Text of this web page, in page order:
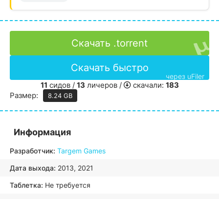
Скачать .torrent
Скачать быстро
через uFiler
11 сидов / 13 личеров / скачали: 183
Размер:
8.24 GB
Информация
Разработчик: Targem Games
Дата выхода: 2013, 2021
Таблетка: Не требуется